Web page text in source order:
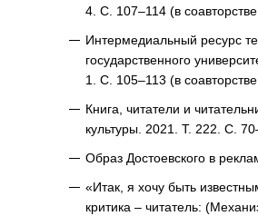
4. С. 107–114 (в
Интермедиальный ресурс
государственного
1. С. 105–113 (в
Книга, читатели и
культуры. 2021. Т. 222. С.
Образ Достоевского в
«Итак, я хочу быть
критика – читатель: